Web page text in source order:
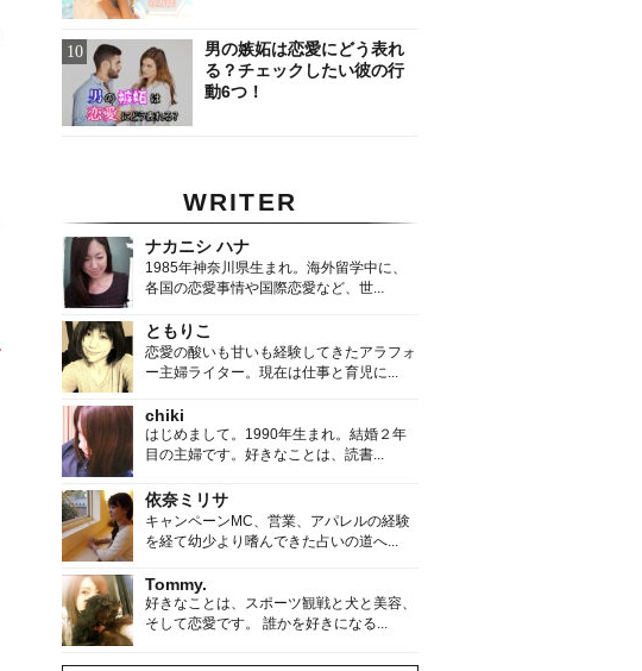
男の嫉妬は恋愛にどう表れ
る？チェックしたい彼の行
動6つ！
WRITER
ナカニシ ハナ
1985年神奈川県生まれ。海外留学中に、
各国の恋愛事情や国際恋愛など、世...
ともりこ
恋愛の酸いも甘いも経験してきたアラフォ
ー主婦ライター。現在は仕事と育児に...
chiki
はじめまして。1990年生まれ。結婚２年
目の主婦です。好きなことは、読書...
依奈ミリサ
キャンペーンMC、営業、アパレルの経験
を経て幼少より嗜んできた占いの道へ...
Tommy.
好きなことは、スポーツ観戦と犬と美容、
そして恋愛です。 誰かを好きになる...